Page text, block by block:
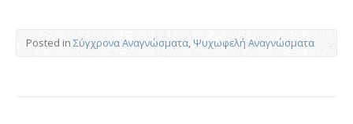
Posted in Σύγχρονα Αναγνώσματα,Ψυχωφελή Αναγνώσματα